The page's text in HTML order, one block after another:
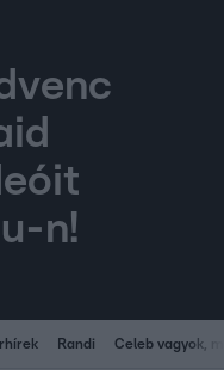
n!
Randi Celeb vagyok,